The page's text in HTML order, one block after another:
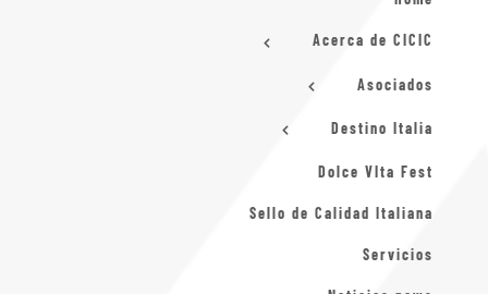
Acerca de CICIC
Asociados
Destino Italia
Dolce VIta Fest
Sello de Calidad Italiana
Servicios